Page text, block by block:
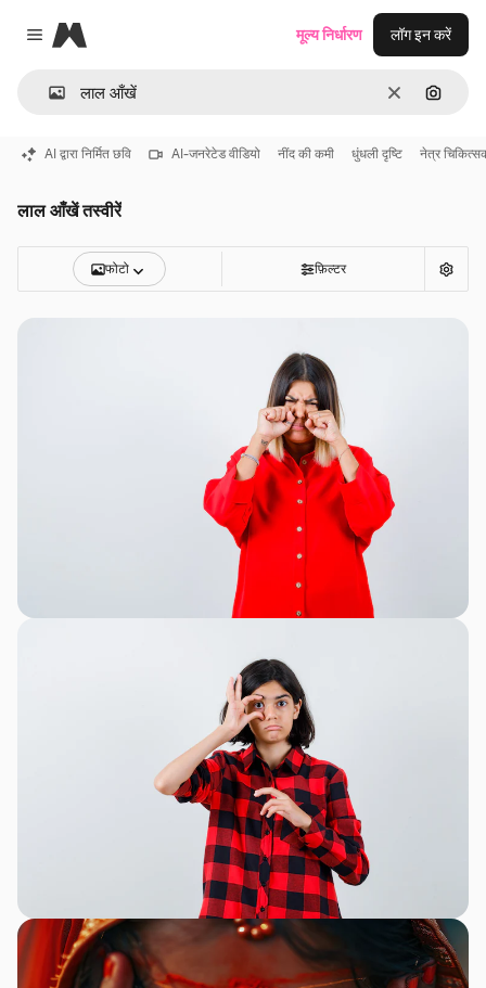
Close menu
Magnific
साफ़ इमेज से
मूल्य निर्धारण लॉग इन करें
AI द्वारा निर्मित छवि AI-जनरेटेड वीडियो नींद की कमी धुंधली दृष्टि नेत्र
लाल आँखें तस्वीरें
फोटो फ़िल्टर